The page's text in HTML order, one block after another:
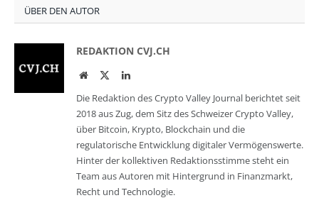
ÜBER DEN AUTOR
REDAKTION CVJ.CH
WebsiteTwitterLinkedIn
Die Redaktion des Crypto Valley Journal berichtet seit
2018 aus Zug, dem Sitz des Schweizer Crypto Valley,
über Bitcoin, Krypto, Blockchain und die
regulatorische Entwicklung digitaler Vermögenswerte.
Hinter der kollektiven Redaktionsstimme steht ein
Team aus Autoren mit Hintergrund in Finanzmarkt,
Recht und Technologie.